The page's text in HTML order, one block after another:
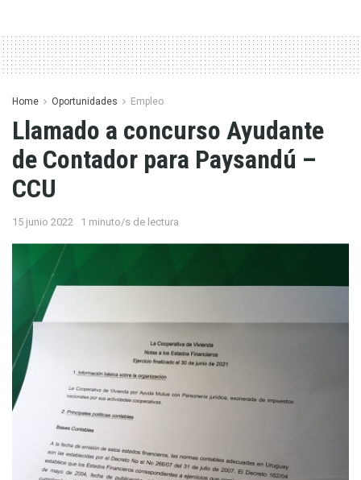
Home Oportunidades Empleo
Llamado a concurso Ayudante
de Contador para Paysandú –
CCU
15 junio 2022 1 minuto/s de lectura